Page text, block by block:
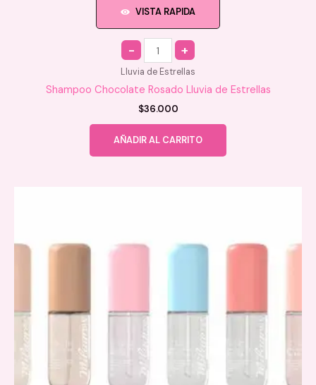
VISTA RAPIDA
Quantity
Lluvia de Estrellas
Shampoo Chocolate Rosado Lluvia de Estrellas
$36.000
AÑADIR AL CARRITO